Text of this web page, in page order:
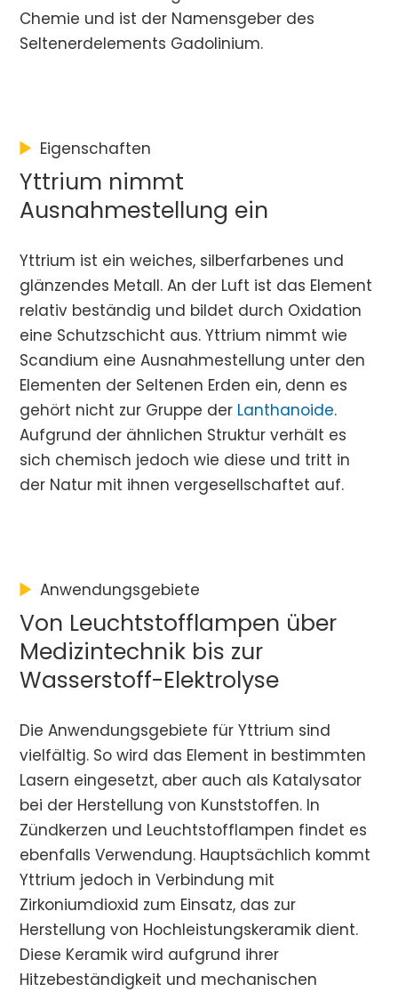
Chemie und ist der Namensgeber des
Seltenerdelements Gadolinium.
Eigenschaften
Yttrium nimmt
Ausnahmestellung ein
Yttrium ist ein weiches, silberfarbenes und
glänzendes Metall. An der Luft ist das Element
relativ beständig und bildet durch Oxidation
eine Schutzschicht aus. Yttrium nimmt wie
Scandium eine Ausnahmestellung unter den
Elementen der Seltenen Erden ein, denn es
gehört nicht zur Gruppe der Lanthanoide.
Aufgrund der ähnlichen Struktur verhält es
sich chemisch jedoch wie diese und tritt in
der Natur mit ihnen vergesellschaftet auf.
Anwendungsgebiete
Von Leuchtstofflampen über
Medizintechnik bis zur
Wasserstoff-Elektrolyse
Die Anwendungsgebiete für Yttrium sind
vielfältig. So wird das Element in bestimmten
Lasern eingesetzt, aber auch als Katalysator
bei der Herstellung von Kunststoffen. In
Zündkerzen und Leuchtstofflampen findet es
ebenfalls Verwendung. Hauptsächlich kommt
Yttrium jedoch in Verbindung mit
Zirkoniumdioxid zum Einsatz, das zur
Herstellung von Hochleistungskeramik dient.
Diese Keramik wird aufgrund ihrer
Hitzebeständigkeit und mechanischen